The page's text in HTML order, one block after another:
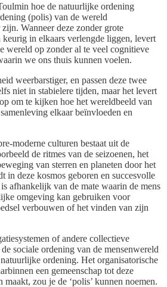
hoe de natuurlijke ordening
(polis) van de wereld
Wanneer deze zonder grote
in elkaars verlengde liggen, levert
wereld op zonder al te veel cognitieve
we ons thuis kunnen voelen.
weerbarstiger, en passen deze twee
niet in stabielere tijden, maar het levert
om te kijken hoe het wereldbeeld van
elkaar beïnvloeden en
moderne culturen bestaat uit de
de ritmes van de seizoenen, het
van sterren en planeten door het
in deze kosmos geboren en succesvolle
afhankelijk van de mate waarin de mens
omgeving kan gebruiken voor
verbouwen of het vinden van zijn
of andere collectieve
sociale ordening van de mensenwereld
ordening. Het organisatorische
een gemeenschap tot deze
zou je de ‘polis’ kunnen noemen.